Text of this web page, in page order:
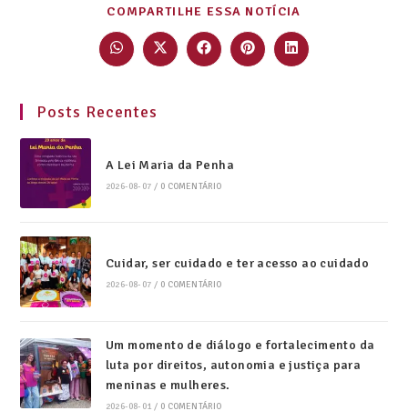
COMPARTILHE ESSA NOTÍCIA
Posts Recentes
A Lei Maria da Penha
2026-08-07 / 0 COMENTÁRIO
Cuidar, ser cuidado e ter acesso ao cuidado
2026-08-07 / 0 COMENTÁRIO
Um momento de diálogo e fortalecimento da
luta por direitos, autonomia e justiça para
meninas e mulheres.
2026-08-01 / 0 COMENTÁRIO